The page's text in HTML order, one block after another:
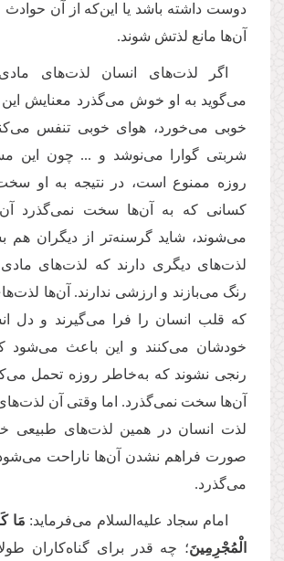
دوست داشته باشد یا این‌که از آن حوادث
آن‌ها مانع لذتش شوند.
اگر لذت‌های انسان لذت‌های
می‌گوید به او خوش می‌گذرد معنایش
خوبی می‌خورد، هوای خوبی تنفس
شربتی گوارا می‌نوشد و ... چون این
روزه ممنوع است، در نتیجه به او
کسانی که به آن‌ها سخت نمی‌گذرد
می‌شوند، شاید گرسنه‌تر از دیگران هم
لذت‌های دیگری دارند که لذت‌های مادی
رنگ می‌بازند و ارزشی ندارند. آن‌ها
که قلب انسان را فرا می‌گیرند و دل
خودشان می‌کنند و این باعث می‌شود
رنجی نشوند که به‌خاطر روزه تحمل
آن‌ها سخت نمی‌گذرد. اما وقتی آن لذت‌های
لذت انسان در همین لذت‌های طبیعی
صورت فراهم نشدن آن‌ها ناراحت
می‌گذرد.
امام سجاد علیه‌السلام می‌فرماید: مَا
الْمُجْرِمِینَ؛ چه قدر برای گناه‌کاران